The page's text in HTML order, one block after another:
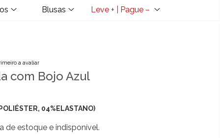
Blusas Leve + | Pague –
a avaliar
com Bojo Azul
04%ELASTANO)
de estoque e indisponível.